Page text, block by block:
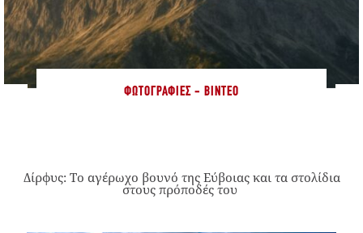
ΦΩΤΟΓΡΑΦΊΕΣ - ΒΊΝΤΕΟ
Δίρφυς: Το αγέρωχο βουνό της Εύβοιας και τα στολίδια
στους πρόποδές του